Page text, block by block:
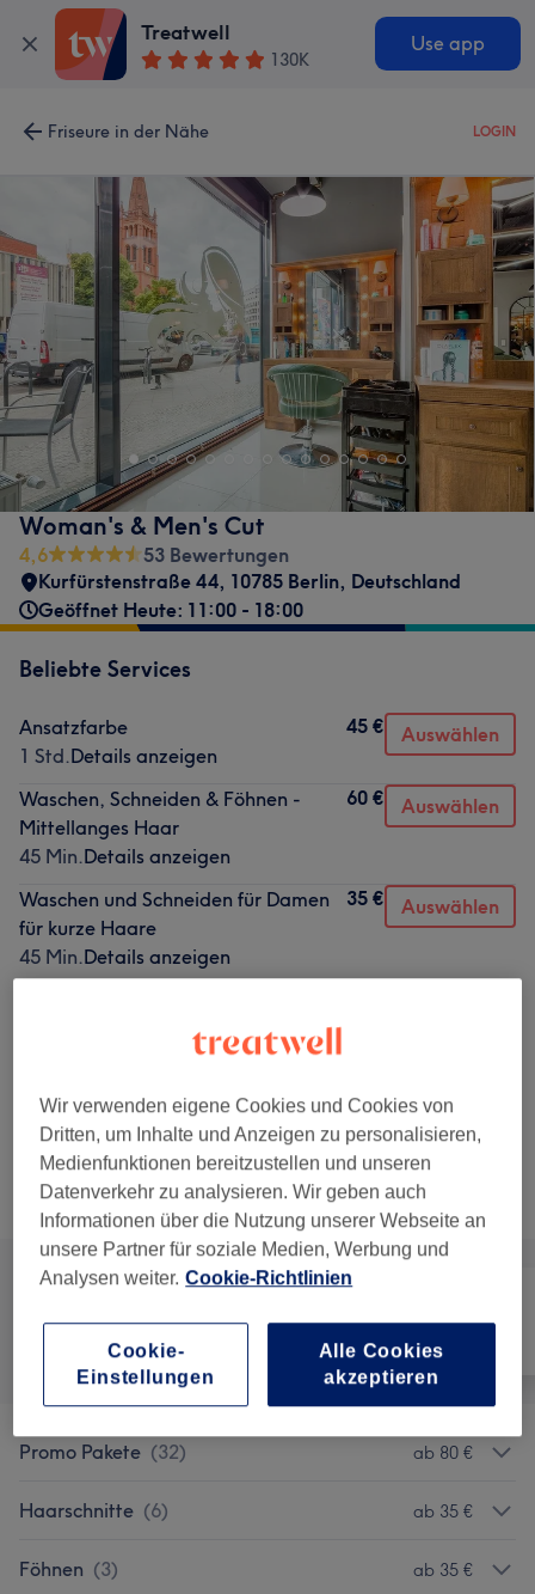
Treatwell
130K
Use app
Friseure in der Nähe LOGIN
Woman's & Men's Cut
4,6
53 Bewertungen
Kurfürstenstraße 44, 10785 Berlin, Deutschland
Geöffnet Heute: 11:00 - 18:00
Beliebte Services
Ansatzfarbe
1 Std.Details anzeigen
45 € Auswählen
Waschen, Schneiden & Föhnen -
Mittellanges Haar
45 Min.Details anzeigen
60 € Auswählen
Waschen und Schneiden für Damen
für kurze Haare
45 Min.Details anzeigen
35 € Auswählen
für mittellange Haare
Details anzeigen
Augenbrauen zupfen
15 Min.Details anzeigen
15 € Auswählen
Alle Services
Alle
Promo Pakete (32) ab 80 €
Haarschnitte (6) ab 35 €
Föhnen (3) ab 35 €
Wir verwenden eigene Cookies und Cookies von
Dritten, um Inhalte und Anzeigen zu personalisieren,
Medienfunktionen bereitzustellen und unseren
Datenverkehr zu analysieren. Wir geben auch
Informationen über die Nutzung unserer Webseite an
unsere Partner für soziale Medien, Werbung und
Analysen weiter. Cookie-Richtlinien
Cookie-
Einstellungen
Alle Cookies
akzeptieren